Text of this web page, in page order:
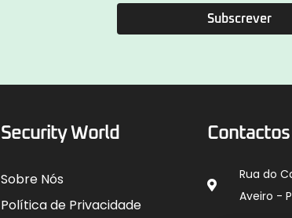
Subscrever
Security World
Sobre Nós
Política de Privacidade
Contactos
Rua do
Aveiro -